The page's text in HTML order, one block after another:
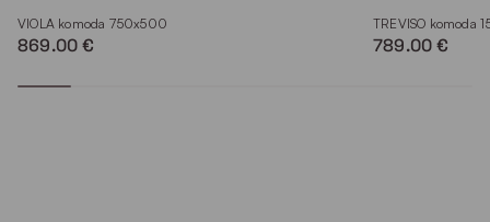
VIOLA komoda 750x500
869.00 €
TREVISO komoda
789.00 €